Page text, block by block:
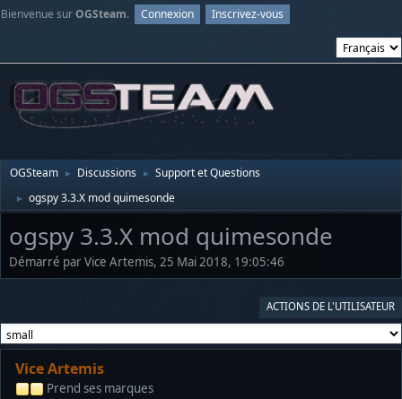
Bienvenue surOGSteam. Connexion Inscrivez-vous
OGSteam ► Discussions ► Support et Questions
► ogspy 3.3.X mod quimesonde
ogspy 3.3.X mod quimesonde
Démarré par Vice Artemis, 25 Mai 2018, 19:05:46
ACTIONS DE L'UTILISATEUR
Vice Artemis
Prend ses marques